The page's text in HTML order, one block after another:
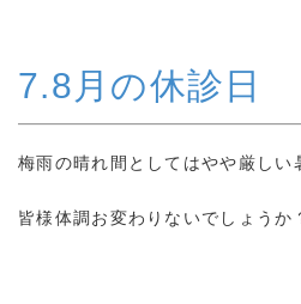
7.8月の休診日
梅雨の晴れ間としてはやや厳しい
皆様体調お変わりないでしょうか